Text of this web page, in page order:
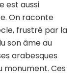
est aussi
On raconte
frustré par la
son âme au
arabesques
monument. Ces